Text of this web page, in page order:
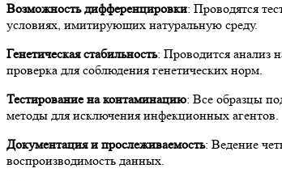
Возможность дифференцировки: Проводятся
условиях, имитирующих натуральную среду.
Генетическая стабильность: Проводится анализ
проверка для соблюдения генетических норм.
Тестирование на контаминацию: Все образцы
методы для исключения инфекционных агентов.
Документация и прослеживаемость: Ведение
воспроизводимость данных.